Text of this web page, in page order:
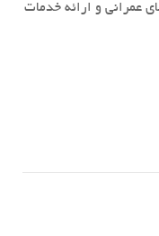
عمرانی و ارائه خدمات